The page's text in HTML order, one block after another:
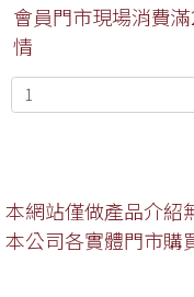
會員門市現場消費
情
本網站僅做產品介紹
本公司各實體門市購